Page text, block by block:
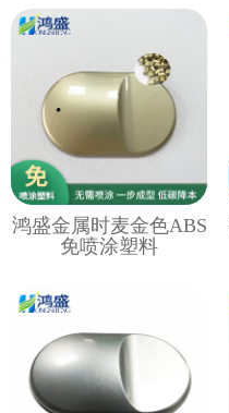
鸿盛金属时麦金色ABS
免喷涂塑料